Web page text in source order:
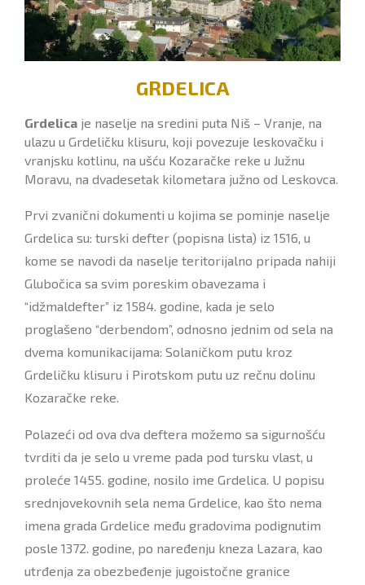
GRDELICA
Grdelica je naselјe na sredini puta Niš – Vranje, na
ulazu u Grdeličku klisuru, koji povezuje leskovačku i
vranjsku kotlinu, na ušću Kozaračke reke u Južnu
Moravu, na dvadesetak kilometara južno od Leskovca.
Prvi zvanični dokumenti u kojima se pominje naselјe
Grdelica su: turski defter (popisna lista) iz 1516, u
kome se navodi da naselјe teritorijalno pripada nahiji
Glubočica sa svim poreskim obavezama i
“idžmaldefter” iz 1584. godine, kada je selo
proglašeno “derbendom”, odnosno jednim od sela na
dvema komunikacijama: Solaničkom putu kroz
Grdeličku klisuru i Pirotskom putu uz rečnu dolinu
Kozaračke reke.
Polazeći od ova dva deftera možemo sa sigurnošću
tvrditi da je selo u vreme pada pod tursku vlast, u
proleće 1455. godine, nosilo ime Grdelica. U popisu
srednjovekovnih sela nema Grdelice, kao što nema
imena grada Grdelice među gradovima podignutim
posle 1372. godine, po naređenju kneza Lazara, kao
utrđenja za obezbeđenje jugoistočne granice